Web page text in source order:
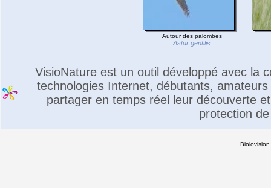
Autour des palombes
Astur gentilis
VisioNature est un outil développé avec la
technologies Internet, débutants,
partager en temps réel leur découverte
protection
Biolovision